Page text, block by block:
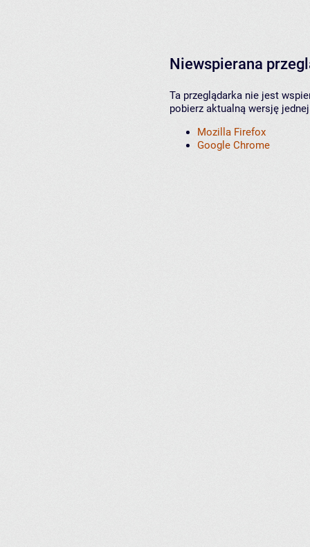
Niewspierana
Ta przeglądarka nie jest
pobierz aktualną wersję
Mozilla Firefox
Google Chrome